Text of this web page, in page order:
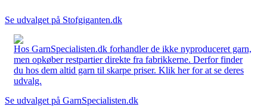
Se udvalget på Stofgiganten.dk
Hos GarnSpecialisten.dk forhandler de ikke nyproduceret garn,
men opkøber restpartier direkte fra fabrikkerne. Derfor finder
du hos dem altid garn til skarpe priser. Klik her for at se deres
udvalg.
Se udvalget på GarnSpecialisten.dk